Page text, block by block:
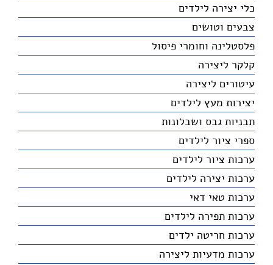
כלי יצירה לילדים
צבעים וטושים
פלסטלינה וחומרי פיסול
קלקר ליצירה
עיטורים ליצירה
יצירות מעץ לילדים
תבניות גבס ושבלונות
ספרי ציור לילדים
ערכות ציור לילדים
ערכות יצירה לילדים
ערכות טאי דאי
ערכות תפירה לילדים
ערכות חריטה ילדים
ערכות מדעיות ליצירה